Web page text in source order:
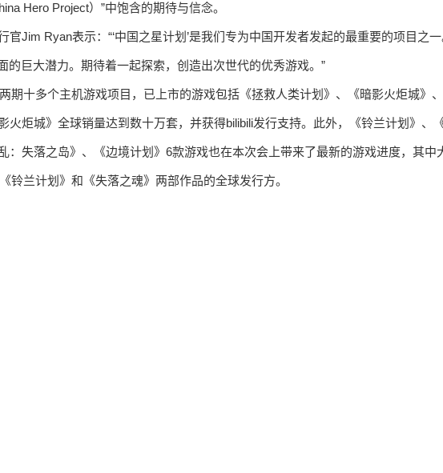
Hero Project）”中饱含的期待与信念。
Jim Ryan表示：“‘中国之星计划’是我们专为中国开发者发起的最重要的项目之一
的巨大潜力。期待着一起探索，创造出次世代的优秀游戏。”
期十多个主机游戏项目，已上市的游戏包括《拯救人类计划》、《暗影火炬城》
火炬城》全球销量达到数十万套，并获得bilibili发行支持。此外，《铃兰计划》、
：失落之岛》、《边境计划》6款游戏也在本次会上带来了最新的游戏进度，其中
铃兰计划》和《失落之魂》两部作品的全球发行方。